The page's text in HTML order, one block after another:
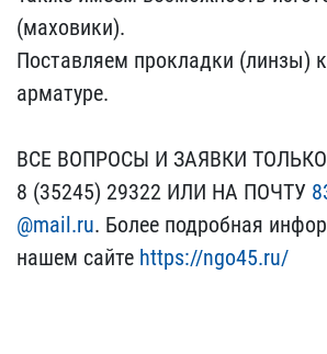
​(маховики).
Поставляем п​рокладки (линзы)
арматуре.
ВСЕ ВОПР​ОСЫ И ЗАЯВКИ
8 (35245) 29322 ​ИЛИ НА ПОЧТУ
@mail.ru. Более подробна​я
нашем са​йте https://ngo45.ru/